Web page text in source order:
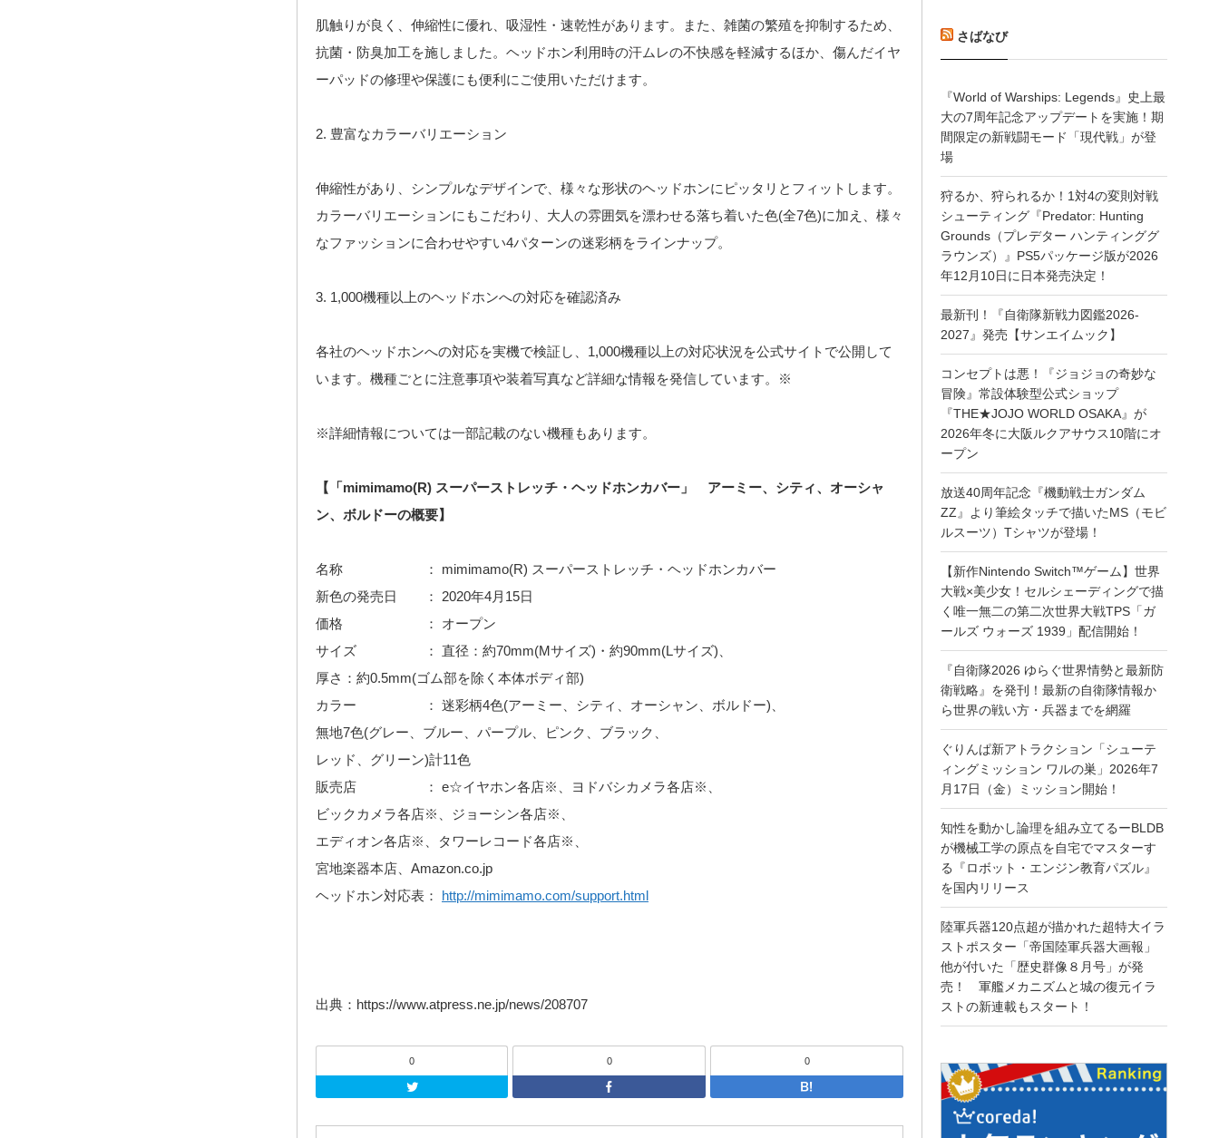
肌触りが良く、伸縮性に優れ、吸湿性・速乾性があります。また、雑菌の繁殖を抑制するため、
抗菌・防臭加工を施しました。ヘッドホン利用時の汗ムレの不快感を軽減するほか、傷んだイヤ
ーパッドの修理や保護にも便利にご使用いただけます。
2. 豊富なカラーバリエーション
伸縮性があり、シンプルなデザインで、様々な形状のヘッドホンにピッタリとフィットします。
カラーバリエーションにもこだわり、大人の雰囲気を漂わせる落ち着いた色(全7色)に加え、様々
なファッションに合わせやすい4パターンの迷彩柄をラインナップ。
3. 1,000機種以上のヘッドホンへの対応を確認済み
各社のヘッドホンへの対応を実機で検証し、1,000機種以上の対応状況を公式サイトで公開して
います。機種ごとに注意事項や装着写真など詳細な情報を発信しています。※
※詳細情報については一部記載のない機種もあります。
【「mimimamo(R) スーパーストレッチ・ヘッドホンカバー」 アーミー、シティ、オーシャ
ン、ボルドーの概要】
名称 ： mimimamo(R) スーパーストレッチ・ヘッドホンカバー
新色の発売日 ： 2020年4月15日
価格 ： オープン
サイズ ： 直径：約70mm(Mサイズ)・約90mm(Lサイズ)、
厚さ：約0.5mm(ゴム部を除く本体ボディ部)
カラー ： 迷彩柄4色(アーミー、シティ、オーシャン、ボルドー)、
無地7色(グレー、ブルー、パープル、ピンク、ブラック、
レッド、グリーン)計11色
販売店 ： e☆イヤホン各店※、ヨドバシカメラ各店※、
ビックカメラ各店※、ジョーシン各店※、
エディオン各店※、タワーレコード各店※、
宮地楽器本店、Amazon.co.jp
ヘッドホン対応表： http://mimimamo.com/support.html
出典：https://www.atpress.ne.jp/news/208707
0
Twitter
0
Facebook
0
はてなブックマーク
さばなび
『World of Warships: Legends』史上最
大の7周年記念アップデートを実施！期
間限定の新戦闘モード「現代戦」が登
場
狩るか、狩られるか！1対4の変則対戦
シューティング『Predator: Hunting
Grounds（プレデター ハンティンググ
ラウンズ）』PS5パッケージ版が2026
年12月10日に日本発売決定！
最新刊！『自衛隊新戦力図鑑2026-
2027』発売【サンエイムック】
コンセプトは悪！『ジョジョの奇妙な
冒険』常設体験型公式ショップ
『THE★JOJO WORLD OSAKA』が
2026年冬に大阪ルクアサウス10階にオ
ープン
放送40周年記念『機動戦士ガンダム
ZZ』より筆絵タッチで描いたMS（モビ
ルスーツ）Tシャツが登場！
【新作Nintendo Switch™ゲーム】世界
大戦×美少女！セルシェーディングで描
く唯一無二の第二次世界大戦TPS「ガ
ールズ ウォーズ 1939」配信開始！
『自衛隊2026 ゆらぐ世界情勢と最新防
衛戦略』を発刊！最新の自衛隊情報か
ら世界の戦い方・兵器までを網羅
ぐりんぱ新アトラクション「シューテ
ィングミッション ワルの巣」2026年7
月17日（金）ミッション開始！
知性を動かし論理を組み立てるーBLDB
が機械工学の原点を自宅でマスターす
る『ロボット・エンジン教育パズル』
を国内リリース
陸軍兵器120点超が描かれた超特大イラ
ストポスター「帝国陸軍兵器大画報」
他が付いた「歴史群像８月号」が発
売！ 軍艦メカニズムと城の復元イラ
ストの新連載もスタート！